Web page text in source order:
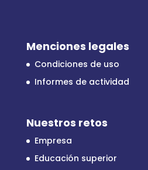
Menciones legales
Condiciones de uso
Informes de actividad
Nuestros retos
Empresa
Educación superior